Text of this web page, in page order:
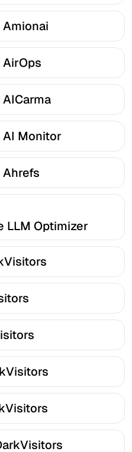
Monitor
LLM Optimizer